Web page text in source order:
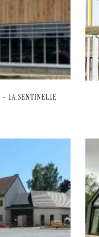
– LA SENTINELLE